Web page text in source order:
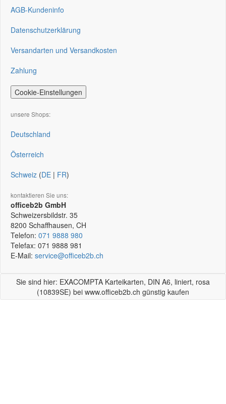
AGB-Kundeninfo
Datenschutzerklärung
Versandarten und Versandkosten
Zahlung
Cookie-Einstellungen
unsere Shops:
Deutschland
Österreich
Schweiz (DE | FR)
kontaktieren Sie uns:
officeb2b GmbH
Schweizersbildstr. 35
8200 Schaffhausen, CH
Telefon: 071 9888 980
Telefax: 071 9888 981
E-Mail: service@officeb2b.ch
Sie sind hier: EXACOMPTA Karteikarten, DIN A6, liniert, rosa
(10839SE) bei www.officeb2b.ch günstig kaufen